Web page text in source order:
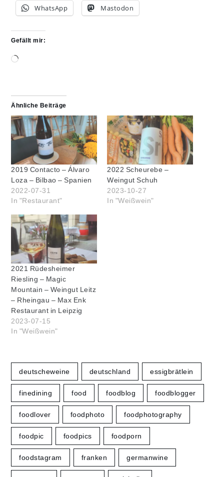
WhatsApp Mastodon
Gefällt mir:
Wird
Ähnliche Beiträge
2019 Contacto – Álvaro
Loza – Bilbao – Spanien
2022-07-31
In "Restaurant"
2022 Scheurebe –
Weingut Schuh
2023-10-27
In "Weißwein"
2021 Rüdesheimer
Riesling – Magic
Mountain – Weingut Leitz
– Rheingau – Max Enk
Restaurant in Leipzig
2023-07-15
In "Weißwein"
deutscheweine deutschland essigbrätlein
finedining food foodblog foodblogger
foodlover foodphoto foodphotography
foodpic foodpics foodporn
foodstagram franken germanwine